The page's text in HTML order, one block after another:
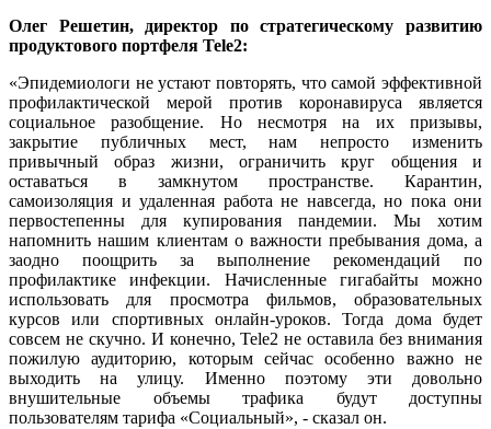
Олег Решетин, директор по стратегическому развитию
продуктового портфеля Tele2:
«Эпидемиологи не устают повторять, что самой эффективной
профилактической мерой против коронавируса является
социальное разобщение. Но несмотря на их призывы,
закрытие публичных мест, нам непросто изменить
привычный образ жизни, ограничить круг общения и
оставаться в замкнутом пространстве. Карантин,
самоизоляция и удаленная работа не навсегда, но пока они
первостепенны для купирования пандемии. Мы хотим
напомнить нашим клиентам о важности пребывания дома, а
заодно поощрить за выполнение рекомендаций по
профилактике инфекции. Начисленные гигабайты можно
использовать для просмотра фильмов, образовательных
курсов или спортивных онлайн-уроков. Тогда дома будет
совсем не скучно. И конечно, Tele2 не оставила без внимания
пожилую аудиторию, которым сейчас особенно важно не
выходить на улицу. Именно поэтому эти довольно
внушительные объемы трафика будут доступны
пользователям тарифа «Социальный», - сказал он.